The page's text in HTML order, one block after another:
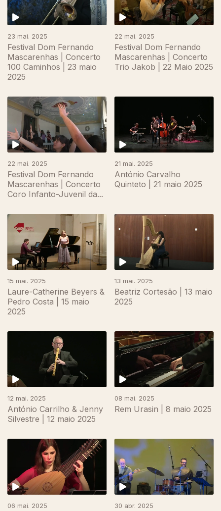
23 mai. 2025
Festival Dom Fernando
Mascarenhas | Concerto
100 Caminhos | 23 maio
2025
22 mai. 2025
Festival Dom Fernando
Mascarenhas | Concerto
Trio Jakob | 22 Maio 2025
22 mai. 2025
Festival Dom Fernando
Mascarenhas | Concerto
Coro Infanto-Juvenil da...
21 mai. 2025
António Carvalho
Quinteto | 21 maio 2025
15 mai. 2025
Laure-Catherine Beyers &
Pedro Costa | 15 maio
2025
13 mai. 2025
Beatriz Cortesão | 13 maio
2025
12 mai. 2025
António Carrilho & Jenny
Silvestre | 12 maio 2025
08 mai. 2025
Rem Urasin | 8 maio 2025
06 mai. 2025 30 abr. 2025